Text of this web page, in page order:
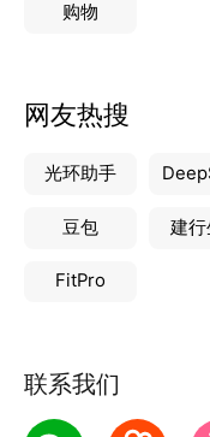
购物
网友热搜
光环助手
豆包 建
FitPro
联系我们